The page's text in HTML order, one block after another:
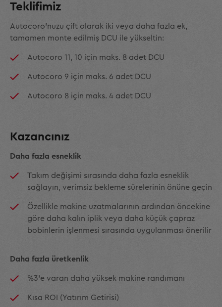
Teklifimiz
Autocoro'nuzu çift olarak iki veya daha fazla ek,
tamamen monte edilmiş DCU ile yükseltin:
Autocoro 11, 10 için maks. 8 adet DCU
Autocoro 9 için maks. 6 adet DCU
Autocoro 8 için maks. 4 adet DCU
Kazancınız
Daha fazla esneklik
Takım değişimi sırasında daha fazla esneklik
sağlayın, verimsiz bekleme sürelerinin önüne geçin
Özellikle makine uzatmalarının ardından öncekine
göre daha kalın iplik veya daha küçük çapraz
bobinlerin işlenmesi sırasında uygulanması önerilir
Daha fazla üretkenlik
%3'e varan daha yüksek makine randımanı
Kısa ROI (Yatırım Getirisi)